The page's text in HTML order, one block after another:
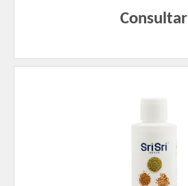
Consultar